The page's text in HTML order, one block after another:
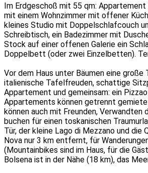
Im Erdgeschoß mit 55 qm:
mit einem Wohnzimmer mit offener
kleines Studio mit Doppelschlafcouch
Schreibtisch, ein Badezimmer mit
Stock auf einer offenen Galerie ein
Doppelbett (oder zwei Einzelbetten).
Vor dem Haus unter Bäumen eine große
italienische Tafelfreuden, schattige
Appartement und gemeinsam: ein
Appartements können getrennt
können auch mit Freunden, Verwandten
buchen für einen toskanischen
Tür, der kleine Lago di Mezzano und die
Nova nur 3 km entfernt, für
(Mountainbikes sind im Haus, für die
Bolsena ist in der Nähe (18 km), das